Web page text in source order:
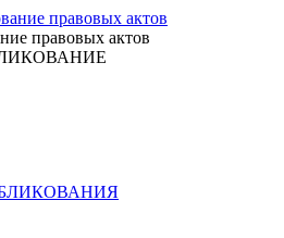
правовых актов